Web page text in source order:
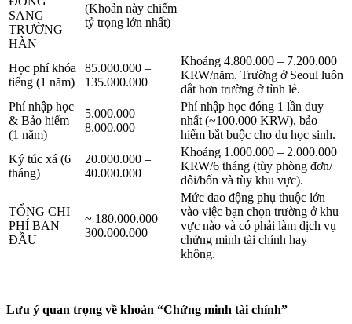
SANG
TRƯỜNG
HÀN
(Khoản này chiếm
tỷ trọng lớn nhất)
Học phí khóa
tiếng (1 năm)
85.000.000 –
135.000.000
Khoảng 4.800.000 – 7.200.000
KRW/năm. Trường ở Seoul luôn
đắt hơn trường ở tỉnh lẻ.
Phí nhập học
& Bảo hiểm
(1 năm)
5.000.000 –
8.000.000
Phí nhập học đóng 1 lần duy
nhất (~100.000 KRW), bảo
hiểm bắt buộc cho du học sinh.
Ký túc xá (6
tháng)
20.000.000 –
40.000.000
Khoảng 1.000.000 – 2.000.000
KRW/6 tháng (tùy phòng đơn/
đôi/bốn và tùy khu vực).
TỔNG CHI
PHÍ BAN
ĐẦU
~ 180.000.000 –
300.000.000
Mức dao động phụ thuộc lớn
vào việc bạn chọn trường ở khu
vực nào và có phải làm dịch vụ
chứng minh tài chính hay
không.
Lưu ý quan trọng về khoản “Chứng minh tài chính”